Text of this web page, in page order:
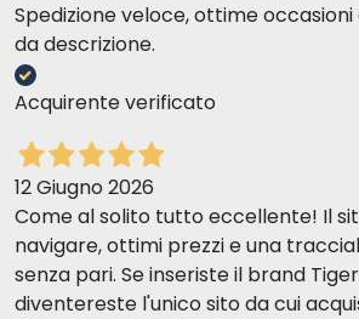
Spedizione veloce, ottime
da descrizione.
Acquirente verificato
12 Giugno 2026
Come al solito tutto eccellente! Il
navigare, ottimi prezzi e una
senza pari. Se inseriste il brand
diventereste l'unico sito da cui